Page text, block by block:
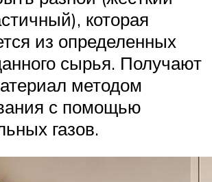
которая
из определенных
сырья. Получают
методом
с помощью
газов.